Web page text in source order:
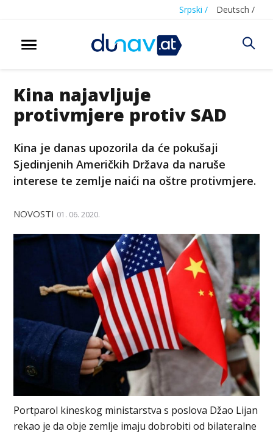
Srpski / Deutsch /
Kina najavljuje
protivmjere protiv SAD
Kina je danas upozorila da će pokušaji
Sjedinjenih Američkih Država da naruše
interese te zemlje naići na oštre protivmjere.
NOVOSTI 01. 06. 2020.
Portparol kineskog ministarstva s poslova Džao Lijan
rekao je da obje zemlje imaju dobrobiti od bilateralne